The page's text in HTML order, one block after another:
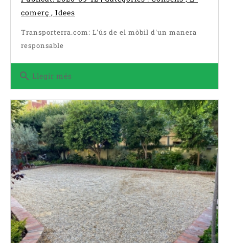
comerç , Idees
Transporterra.com: L'ús de el mòbil d'un manera
responsable
search Llegir més